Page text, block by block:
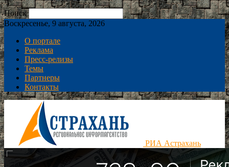
Поиск
Воскресенье, 9 августа, 2026
О портале
Реклама
Пресс-релизы
Темы
Партнеры
Контакты
РИА Астрахань